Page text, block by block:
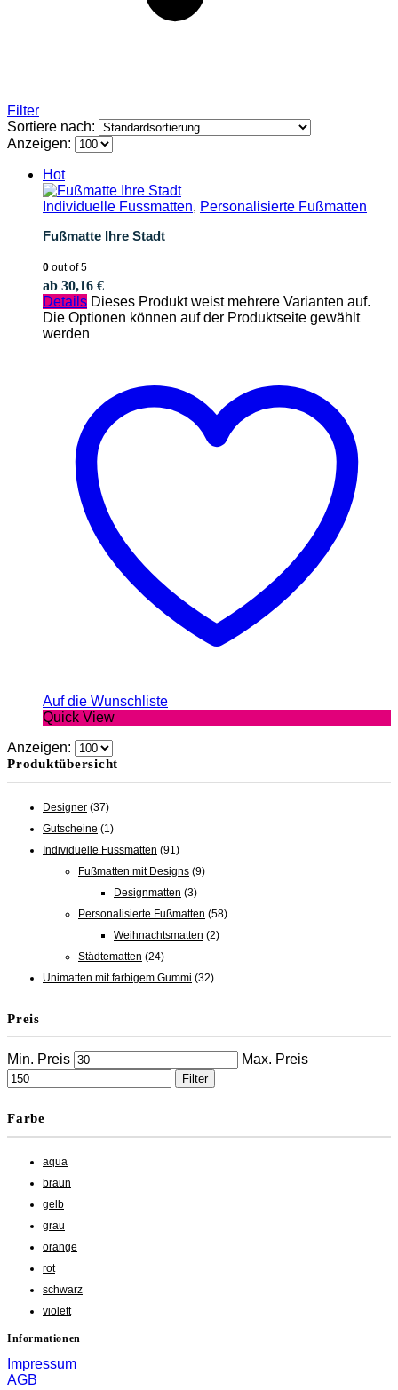
Filter
Sortiere nach:
Anzeigen:
Hot
Individuelle Fussmatten, Personalisierte Fußmatten
Fußmatte Ihre Stadt
0 out of 5
ab 30,16 €
Details Dieses Produkt weist mehrere Varianten auf.
Die Optionen können auf der Produktseite gewählt
werden
Auf die Wunschliste
Quick View
Anzeigen:
Produktübersicht
Designer (37)
Gutscheine (1)
Individuelle Fussmatten (91)
Fußmatten mit Designs (9)
Designmatten (3)
Personalisierte Fußmatten (58)
Weihnachtsmatten (2)
Städtematten (24)
Unimatten mit farbigem Gummi (32)
Preis
Min. Preis Max. Preis
Filter
Farbe
aqua
braun
gelb
grau
orange
rot
schwarz
violett
Informationen
Impressum
AGB